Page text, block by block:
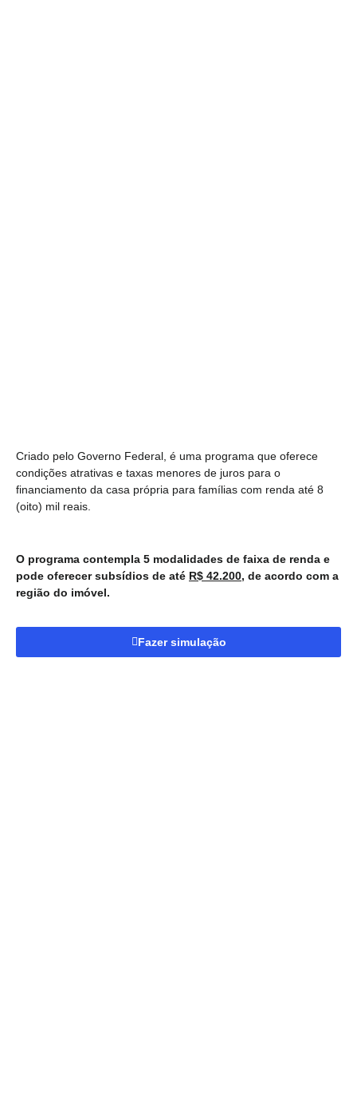
Criado pelo Governo Federal, é uma programa que oferece
condições atrativas e taxas menores de juros para o
financiamento da casa própria para famílias com renda até 8
(oito) mil reais.
O programa contempla 5 modalidades de faixa de renda e
pode oferecer subsídios de até R$ 42.200, de acordo com a
região do imóvel.
Fazer simulação